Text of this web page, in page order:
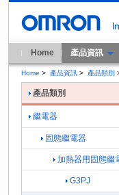
Home 產品資訊
Home > 產品資訊 > 產品類別
產品類別
繼電器
固態繼電器
加熱器用固態繼
G3PJ